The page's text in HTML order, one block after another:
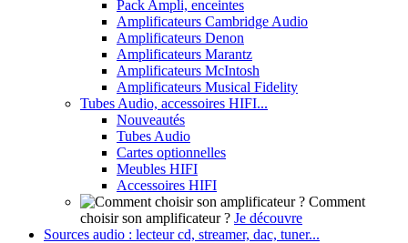
Pack Ampli, enceintes
Amplificateurs Cambridge Audio
Amplificateurs Denon
Amplificateurs Marantz
Amplificateurs McIntosh
Amplificateurs Musical Fidelity
Tubes Audio, accessoires HIFI...
Nouveautés
Tubes Audio
Cartes optionnelles
Meubles HIFI
Accessoires HIFI
Comment
choisir son amplificateur ? Je découvre
Sources audio : lecteur cd, streamer, dac, tuner...